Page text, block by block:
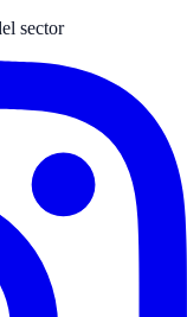
sector